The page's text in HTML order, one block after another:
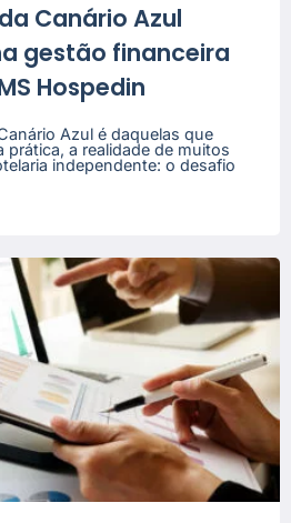
Canário Azul
gestão financeira
Hospedin
Azul é daquelas que
prática, a realidade de muitos
independente: o desafio